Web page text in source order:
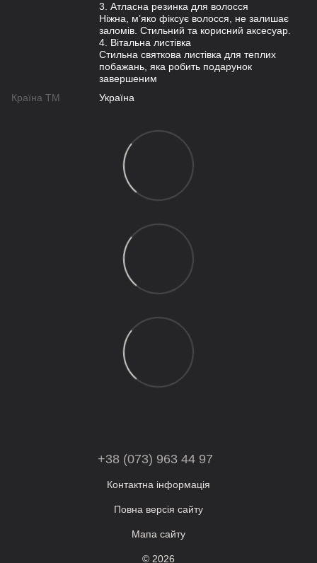
3. Атласна резинка для волосся
Ніжна, м’яко фіксує волосся, не залишає
заломів. Стильний та корисний аксесуар.
4. Вітальна листівка
Стильна святкова листівка для теплих
побажань, яка робить подарунок
завершеним
Країна ТМ
Україна
+38 (073) 963 44 97
Контактна інформація
Повна версія сайту
Мапа сайту
© 2026